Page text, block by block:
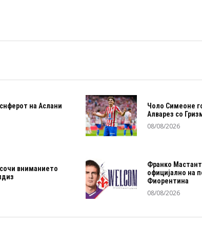
на Аслани
Чоло Симеоне
Алварез со
08/08/2026
вниманието
Франко
официјално на
Фиорентина
08/08/2026